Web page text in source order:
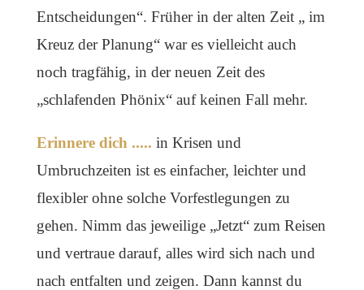
Entscheidungen“. Früher in der alten Zeit „ im
Kreuz der Planung“ war es vielleicht auch
noch tragfähig, in der neuen Zeit des
„schlafenden Phönix“ auf keinen Fall mehr.
Erinnere dich ..... in Krisen und
Umbruchzeiten ist es einfacher, leichter und
flexibler ohne solche Vorfestlegungen zu
gehen. Nimm das jeweilige „Jetzt“ zum Reisen
und vertraue darauf, alles wird sich nach und
nach entfalten und zeigen. Dann kannst du